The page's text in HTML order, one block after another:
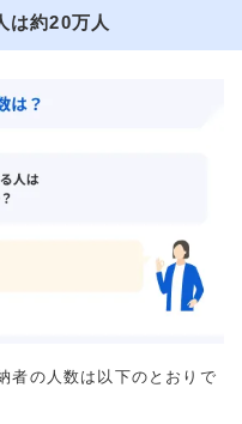
は約20万人
者の人数は以下のとおりで